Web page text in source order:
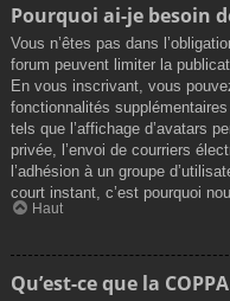
Pourquoi ai-je besoin
Vous n’êtes pas dans
forum peuvent limiter la
En vous inscrivant, vous
fonctionnalités
tels que l’affichage d’avatars
privée, l’envoi de courriers
l’adhésion à un groupe
court instant, c’est pourquoi
Haut
Qu’est-ce que la